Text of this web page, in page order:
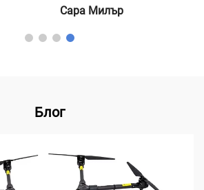
Сара Милър
Блог